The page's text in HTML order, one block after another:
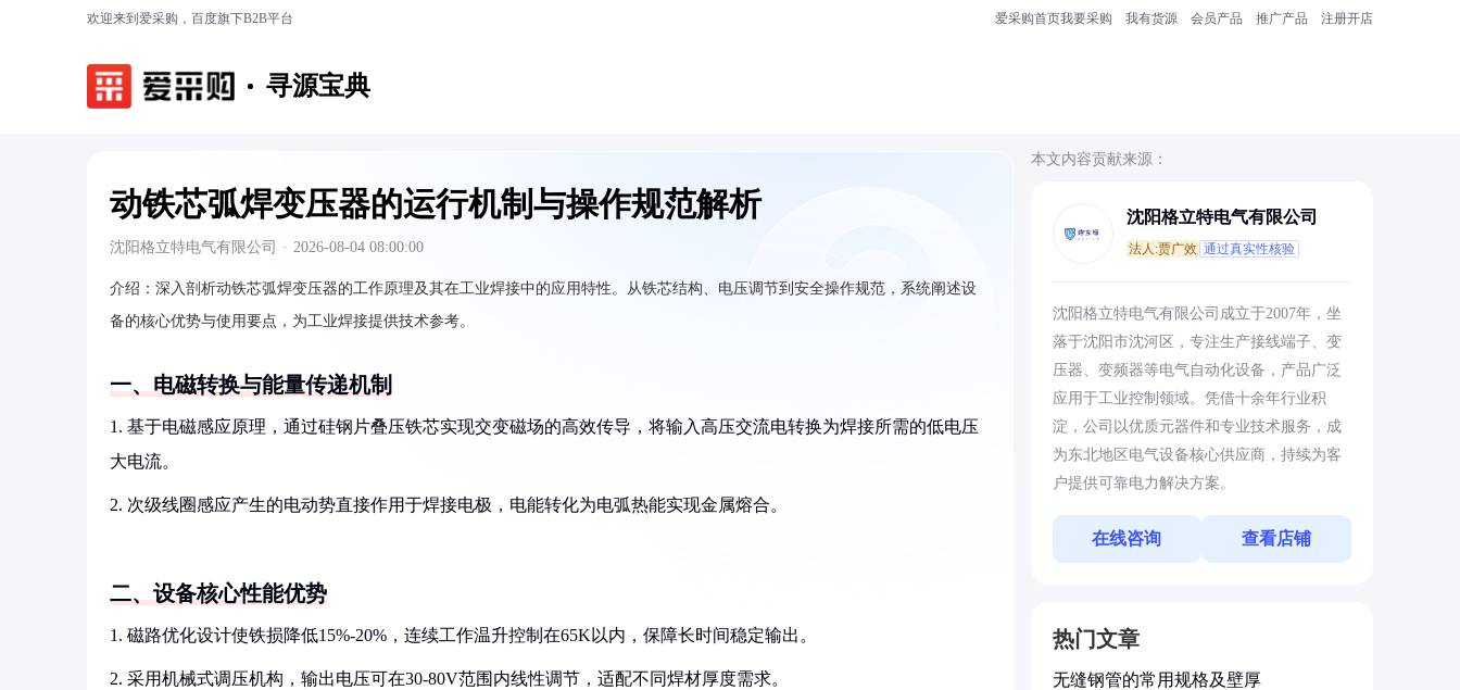
欢迎来到爱采购，百度旗下B2B平台 爱采购首页我要采购 我有货源 会员产品 推广产品 注册开店
寻源宝典
动铁芯弧焊变压器的运行机制与操作规范解析
沈阳格立特电气有限公司 · 2026-08-04 08:00:00
介绍： 深入剖析动铁芯弧焊变压器的工作原理及其在工业焊接中的应用特性。从铁芯结构、电压调节到安全操作规范，系统阐述设
备的核心优势与使用要点，为工业焊接提供技术参考。
一、电磁转换与能量传递机制
1. 基于电磁感应原理，通过硅钢片叠压铁芯实现交变磁场的高效传导，将输入高压交流电转换为焊接所需的低电压
大电流。
2. 次级线圈感应产生的电动势直接作用于焊接电极，电能转化为电弧热能实现金属熔合。
二、设备核心性能优势
1. 磁路优化设计使铁损降低15%-20%，连续工作温升控制在65K以内，保障长时间稳定输出。
2. 采用机械式调压机构，输出电压可在30-80V范围内线性调节，适配不同焊材厚度需求。
本文内容贡献来源：
沈阳格立特电气有限公司
法人:贾广效 通过真实性核验
沈阳格立特电气有限公司成立于2007年，坐
落于沈阳市沈河区，专注生产接线端子、变
压器、变频器等电气自动化设备，产品广泛
应用于工业控制领域。凭借十余年行业积
淀，公司以优质元器件和专业技术服务，成
为东北地区电气设备核心供应商，持续为客
户提供可靠电力解决方案。
在线咨询 查看店铺
热门文章
无缝钢管的常用规格及壁厚